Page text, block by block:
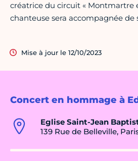
Concert en hommage à
Eglise Saint-Jean
139 Rue de Belleville,
créatrice du circuit « Montmartre
chanteuse sera accompagnée de
Mise à jour le 12/10/2023